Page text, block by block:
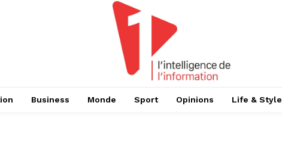
Business Monde Sport Opinions Life & Style